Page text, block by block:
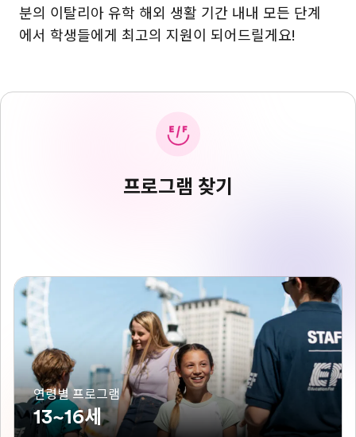
분의 이탈리아 유학 해외 생활 기간 내내 모든 단계
에서 학생들에게 최고의 지원이 되어드릴게요!
프로그램 찾기
연령별 프로그램
13~16세